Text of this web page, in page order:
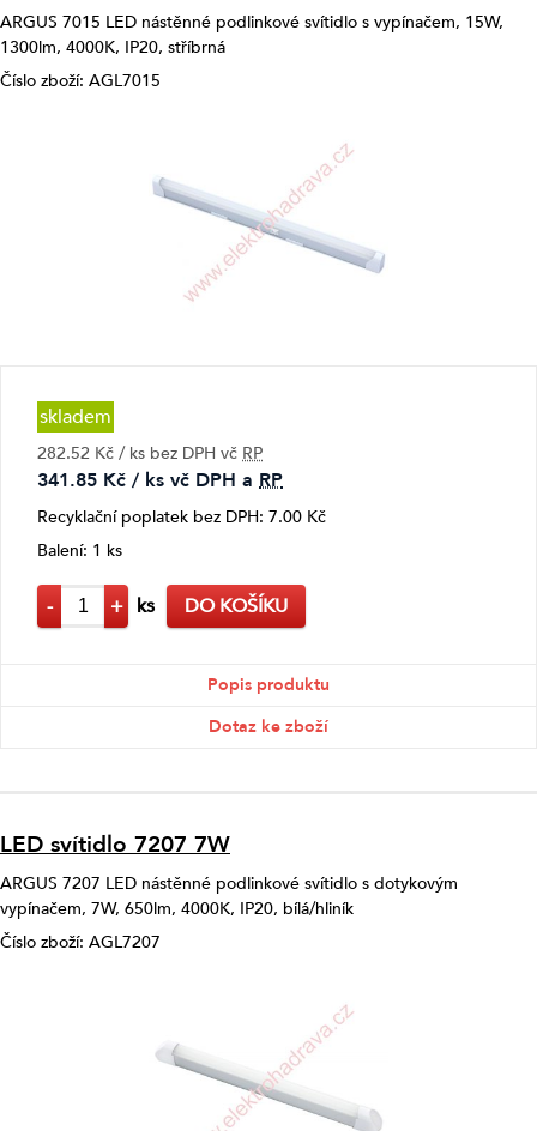
ARGUS 7015 LED nástěnné podlinkové svítidlo s vypínačem, 15W,
1300lm, 4000K, IP20, stříbrná
Číslo zboží: AGL7015
skladem
282.52 Kč / ks bez DPH vč RP
341.85 Kč / ks vč DPH a RP
Recyklační poplatek bez DPH: 7.00 Kč
Balení: 1 ks
- + ks DO KOŠÍKU
Popis produktu
Dotaz ke zboží
LED svítidlo 7207 7W
ARGUS 7207 LED nástěnné podlinkové svítidlo s dotykovým
vypínačem, 7W, 650lm, 4000K, IP20, bílá/hliník
Číslo zboží: AGL7207